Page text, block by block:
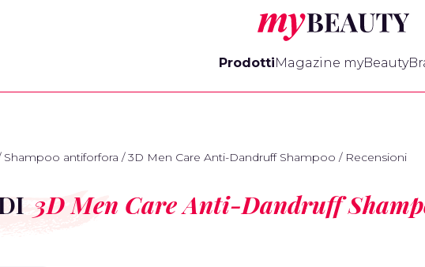
myBeauty
ProdottiMagazine myBeauty
Shampoo antiforfora / 3D Men Care Anti-Dandruff Shampoo / Recensioni
3D Men Care Anti-Dandruff